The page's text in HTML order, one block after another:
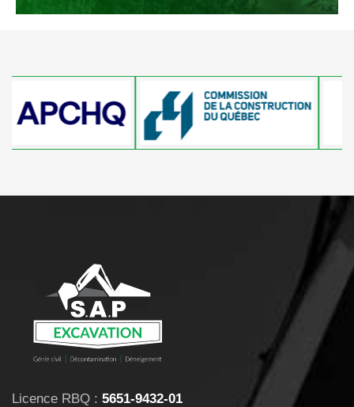
Licence RBQ : 5651-9432-01